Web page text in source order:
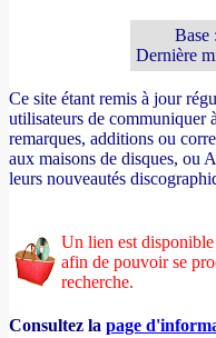
Base
Dernière
Ce site étant remis à jour
utilisateurs de communiquer
remarques, additions ou
aux maisons de disques, ou
leurs nouveautés
Un lien est
afin de pouvoir se
recherche.
Consultez la page